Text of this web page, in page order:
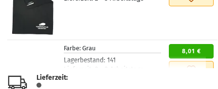
Farbe: Grau
Lagerbestand: 141
Lieferzeit:
2 - 3 Arbeitstage
8,01 €
Lieferzeit: